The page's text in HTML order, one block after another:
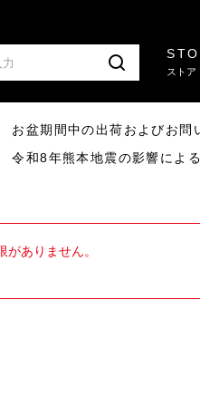
ストア
盆期間中の出荷およびお問
和8年熊本地震の影響による
ありません。